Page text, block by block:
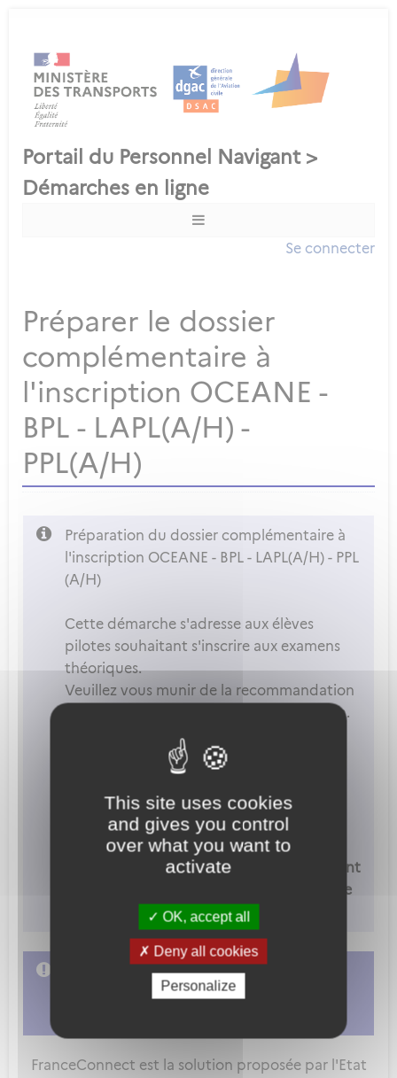
This site uses cookies
and gives you control
over what you want to
activate
OK, accept all
Deny all cookies
Personalize
Se connecter
Préparer le dossier
complémentaire à
l'inscription OCEANE -
BPL - LAPL(A/H) -
PPL(A/H)
Préparation du dossier complémentaire à
l'inscription OCEANE - BPL - LAPL(A/H) - PPL
(A/H)
Cette démarche s'adresse aux élèves
pilotes souhaitant s'inscrire aux examens
théoriques.
Veuillez vous munir de la recommandation
fournie par votre organisme de formation.
- Vous devez préalablement vous pré-
inscrire sur OCEANE avant de compléter
cette démarche :https://oceane-
candidat.aviation-civile.gouv.fr
- Cette démarche doit être impérativement
le
passage de l'examen
L'accès à cette démarche ne vous est pas
autorisé. Afin d'y avoir accès, vous devez
FranceConnect est la solution proposée par l'Etat